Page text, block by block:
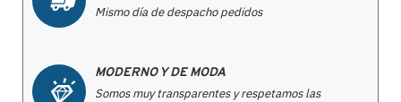
Mismo día de despacho pedidos
MODERNO Y DE MODA
Somos muy transparentes y respetamos las